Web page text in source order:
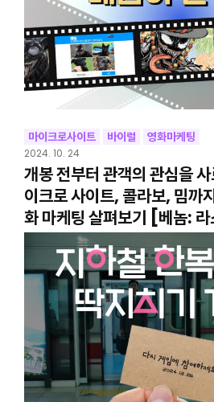
마이크로사이트 바이럴 영화마케팅
2024. 10. 24
개봉 전부터 관객의 관심을
이크로 사이트, 콜라보, 밈까
화 마케팅 살펴보기 [베놈: